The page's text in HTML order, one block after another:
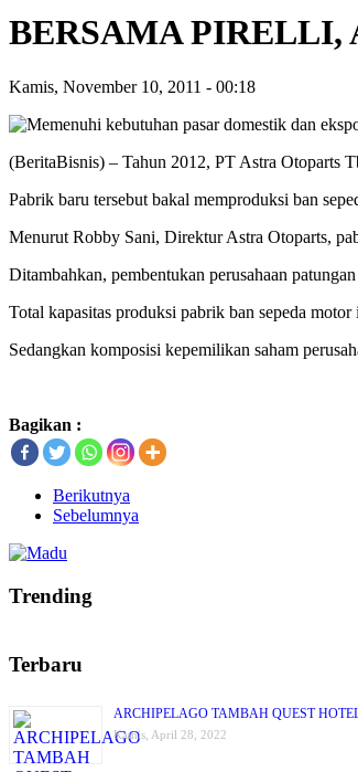
BERSAMA PIRELLI,
Kamis, November 10, 2011 - 00:18
(BeritaBisnis) – Tahun 2012, PT Astra Otoparts
Pabrik baru tersebut bakal memproduksi ban
Menurut Robby Sani, Direktur Astra Otoparts,
Ditambahkan, pembentukan perusahaan
Total kapasitas produksi pabrik ban sepeda
Sedangkan komposisi kepemilikan saham
Bagikan :
Berikutnya
Sebelumnya
Trending
Terbaru
ARCHIPELAGO TAMBAH QUEST
Kamis, April 28, 2022